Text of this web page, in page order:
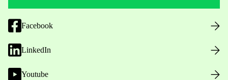
Facebook
LinkedIn
Youtube